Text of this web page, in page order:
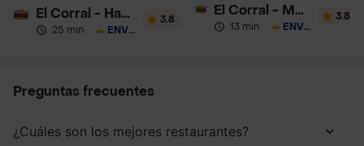
El Corral - Hamburguesa
25 min · ENVÍO GRATIS
3.8
El Corral - Malteadas y Helados
13 min · ENVÍO GRATIS
3.8
Preguntas frecuentes
¿Cuáles son los mejores restaurantes?